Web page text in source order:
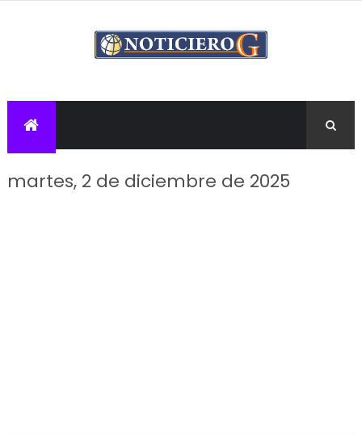
martes, 2 de diciembre de 2025